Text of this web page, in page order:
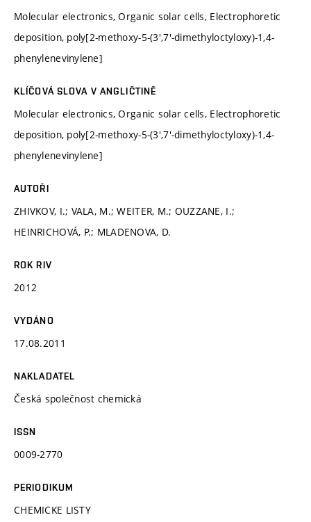
Molecular electronics, Organic solar cells, Electrophoretic
deposition, poly[2-methoxy-5-(3',7'-dimethyloctyloxy)-1,4-
phenylenevinylene]
KLÍČOVÁ SLOVA V ANGLIČTINĚ
Molecular electronics, Organic solar cells, Electrophoretic
deposition, poly[2-methoxy-5-(3',7'-dimethyloctyloxy)-1,4-
phenylenevinylene]
AUTOŘI
ZHIVKOV, I.; VALA, M.; WEITER, M.; OUZZANE, I.;
HEINRICHOVÁ, P.; MLADENOVA, D.
ROK RIV
2012
VYDÁNO
17.08.2011
NAKLADATEL
Česká společnost chemická
ISSN
0009-2770
PERIODIKUM
CHEMICKE LISTY